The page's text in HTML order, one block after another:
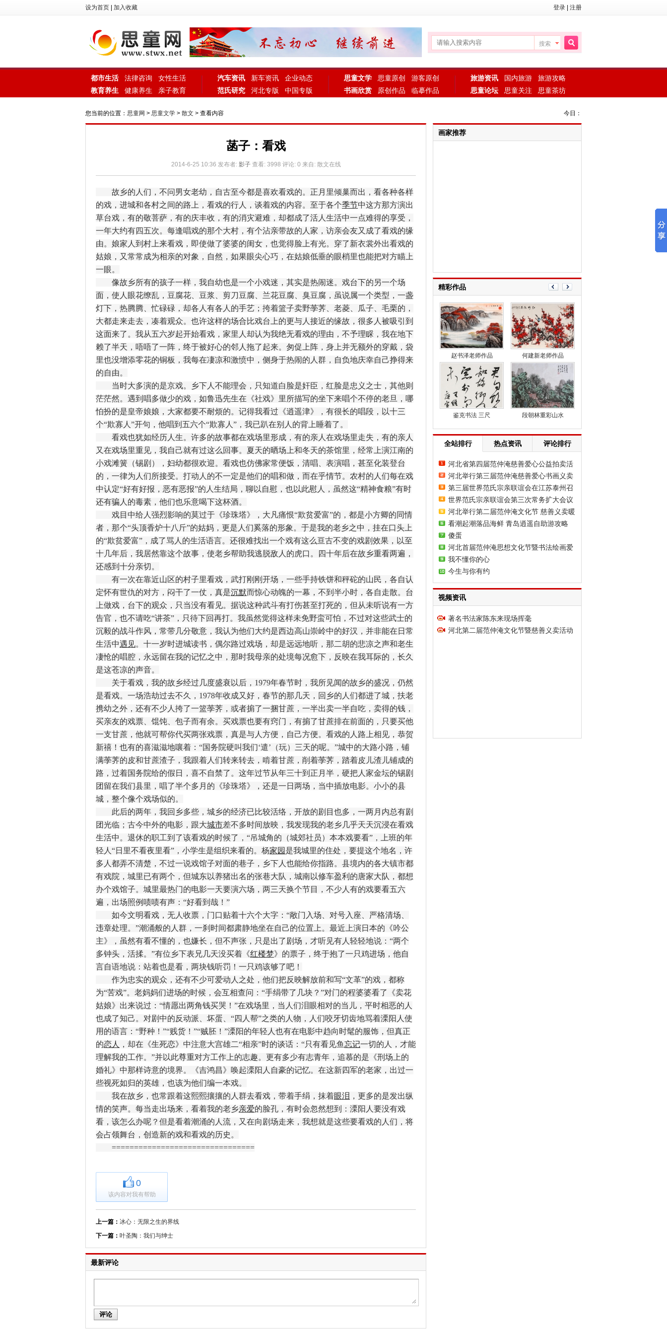
设为首页 加入收藏 登录 注册
搜索
索
都市生活 法律咨询
女性生活
教育养生
健康养生 亲子教育
汽车资讯 新车资讯
企业动态
范氏研究
河北专版 中国专版
思童文学 思童原创
游客原创
书画欣赏
原创作品 临摹作品
旅游资讯 国内旅游
旅游攻略
思童论坛
思童关注 思童茶坊
今日：
您当前的位置： 思童网 > 思童文学 > 散文 > 查看内容
菡子：看戏
2014-6-25 10:36 发布者: 影子查看: 3998 评论: 0 来自: 散文在线
故乡的人们，不问男女老幼，自古至今都是喜欢看戏的。正月里倾巢而出，看各种各样
的戏，进城和各村之间的路上，看戏的行人，谈着戏的内容。至于各个季节中这方那方演出
草台戏，有的敬菩萨，有的庆丰收，有的消灾避难，却都成了活人生活中一点难得的享受，
一年大约有四五次。每逢唱戏的那个大村，有个沾亲带故的人家，访亲会友又成了看戏的缘
由。娘家人到村上来看戏，即使做了婆婆的闺女，也觉得脸上有光。穿了新衣裳外出看戏的
姑娘，又常常成为相亲的对象，自然，如果眼尖心巧，在姑娘低垂的眼梢里也能把对方瞄上
一眼。
像故乡所有的孩子一样，我自幼也是一个小戏迷，其实是热闹迷。戏台下的另一个场
面，使人眼花缭乱，豆腐花、豆浆、剪刀豆腐、兰花豆腐、臭豆腐，虽说属一个类型，一盏
灯下，热腾腾、忙碌碌，却各人有各人的手艺；挎着篮子卖野荸荠、老菱、瓜子、毛栗的，
大都走来走去，凑着观众。也许这样的场合比戏台上的更与人接近的缘故，很多人被吸引到
这面来了。我从五六岁起开始看戏，家里人却认为我绝无看戏的理由，不予理睬，我在地下
赖了半天，唔唔了一阵，终于被好心的邻人拖了起来。匆促上阵，身上并无额外的穿戴，袋
里也没增添零花的铜板，我每在凄凉和激愤中，侧身于热闹的人群，自负地庆幸自己挣得来
的自由。
当时大多演的是京戏。乡下人不能理会，只知道白脸是奸臣，红脸是忠义之士，其他则
茫茫然。遇到唱多做少的戏，如鲁迅先生在《社戏》里所描写的坐下来唱个不停的老旦，哪
怕扮的是皇帝娘娘，大家都要不耐烦的。记得我看过《逍遥津》，有很长的唱段，以十三
个“欺寡人”开句，他唱到五六个“欺寡人”，我已趴在别人的背上睡着了。
看戏也犹如经历人生。许多的故事都在戏场里形成，有的亲人在戏场里走失，有的亲人
又在戏场里重见，我自己就有过这么回事。夏天的晒场上和冬天的茶馆里，经常上演江南的
小戏滩簧（锡剧），妇幼都很欢迎。看戏也仿佛家常便饭，清唱、表演唱，甚至化装登台
的，一律为人们所接受。打动人的不一定是他们的唱和做，而在乎情节。农村的人们每在戏
中认定“好有好报，恶有恶报”的人生结局，聊以自慰，也以此慰人，虽然这“精神食粮”有时
还有骗人的毒素，他们也乐意喝下这杯酒。
戏目中给人强烈影响的莫过于《珍珠塔》，大凡痛恨“欺贫爱富”的，都是小方卿的同情
者，那个“头顶香炉十八斤”的姑妈，更是人们奚落的形象。于是我的老乡之中，挂在口头上
的“欺贫爱富”，成了骂人的生活语言。还很难找出一个戏有这么亘古不变的戏剧效果，以至
十几年后，我居然靠这个故事，使老乡帮助我逃脱敌人的虎口。四十年后在故乡重看两遍，
还感到十分亲切。
有一次在靠近山区的村子里看戏，武打刚刚开场，一些手持铁饼和秤砣的山民，各自认
定怀有世仇的对方，闷干了一仗，真是沉默而惊心动魄的一幕，不到半小时，各自走散。台
上做戏，台下的观众，只当没有看见。据说这种武斗有打伤甚至打死的，但从未听说有一方
告官，也不请吃“讲茶”，只待下回再打。我虽然觉得这样未免野蛮可怕，不过对这些武士的
沉毅的战斗作风，常带几分敬意，我认为他们大约是西边高山崇岭中的好汉，并非能在日常
生活中遇见。十一岁时进城读书，偶尔路过戏场，却是远远地听，那二胡的悲凉之声和老生
凄怆的唱腔，永远留在我的记忆之中，那时我母亲的处境每况愈下，反映在我耳际的，长久
是这苍凉的声音。
关于看戏，我的故乡经过几度盛衰以后，1979年春节时，我所见闻的故乡的盛况，仍然
是看戏。一场浩劫过去不久，1978年收成又好，春节的那几天，回乡的人们都进了城，扶老
携幼之外，还有不少人挎了一篮荸荠，或者掮了一捆甘蔗，一半出卖一半自吃，卖得的钱，
买亲友的戏票、馄饨、包子而有余。买戏票也要有窍门，有掮了甘蔗排在前面的，只要买他
一支甘蔗，他就可帮你代买两张戏票，真是与人方便，自己方便。看戏的人路上相见，恭贺
新禧！也有的喜滋滋地嚷着：“国务院硬叫我们‘遣’（玩）三天的呢。”城中的大路小路，铺
满荸荠的皮和甘蔗渣子，我跟着人们转来转去，啃着甘蔗，削着荸荠，踏着皮儿渣儿铺成的
路，过着国务院给的假日，喜不自禁了。这年过节从年三十到正月半，硬把人家金坛的锡剧
团留在我们县里，唱了半个多月的《珍珠塔》，还是一日两场，当中插放电影。小小的县
城，整个像个戏场似的。
此后的两年，我回乡多些，城乡的经济已比较活络，开放的剧目也多，一两月内总有剧
团光临；古今中外的电影，跟大城市差不多时间放映，我发现我的老乡几乎天天沉浸在看戏
生活中。退休的职工到了该看戏的时候了，“吊城角的（城郊社员）本本戏要看”，上班的年
轻人“日里不看夜里看”，小学生是组织来看的。杨家园 是我城里的住处，要提这个地名，许
多人都弄不清楚，不过一说戏馆子对面的巷子，乡下人也能给你指路。县境内的各大镇市都
有戏院，城里已有两个，但城东以养猪出名的张巷大队，城南以修车盈利的唐家大队，都想
办个戏馆子。城里最热门的电影一天要演六场，两三天换个节目，不少人有的戏要看五六
遍，出场照例啧啧有声：“好看到哉！”
如今文明看戏，无人收票，门口贴着十六个大字：“敞门入场、对号入座、严格清场、
违章处理。”潮涌般的人群，一刹时间都肃静地坐在自己的位置上。最近上演日本的《吟公
主》，虽然有看不懂的，也嫌长，但不声张，只是出了剧场，才听见有人轻轻地说：“两个
多钟头，活揉。”有位乡下表兄几天没买着《红楼梦》的票子，终于抱了一只鸡进场，他自
言自语地说：站着也是看，两块钱听罚！一只鸡该够了吧！
作为忠实的观众，还有不少可爱动人之处，他们把反映解放前和写“文革”的戏，都称
为“苦戏”。老妈妈们进场的时候，会互相查问：“手绢带了几块？”对门的程婆婆看了《卖花
姑娘》出来说过：“情愿出两角钱买哭！”在戏场里，当人们泪眼相对的当儿，平时相恶的人
也成了知己。对剧中的反动派、坏蛋、“四人帮”之类的人物，人们咬牙切齿地骂着溧阳人使
用的语言：“野种！”“贱货！”“贼胚！”溧阳的年轻人也有在电影中趋向时髦的服饰，但真正
的恋人 ，却在《生死恋》中注意大宫雄二“相亲”时的谈话：“只有看见鱼忘记一切的人，才能
理解我的工作。”并以此尊重对方工作上的志趣。更有多少有志青年，追慕的是《刑场上的
婚礼》中那样诗意的境界。《吉鸿昌》唤起溧阳人自豪的记忆。在这新四军的老家，出过一
些视死如归的英雄，也该为他们编一本戏。
我在故乡，也常跟着这熙熙攘攘的人群去看戏，带着手绢，抹着眼泪 ，更多的是发出纵
情的笑声。每当走出场来，看着我的老乡亲爱的脸孔，有时会忽然想到：溧阳人要没有戏
看，该怎么办呢？但是看着潮涌的人流，又在向剧场走来，我想就是这些要看戏的人们，将
会占领舞台，创造新的戏和看戏的历史。
================================
0
该内容对我有帮助
上一篇： 冰心：无限之生的界线
下一篇： 叶圣陶：我们与绅士
最新评论
评论
画家推荐
精彩作品
赵书泽老师作品 何建新老师作品
鉴克书法 三尺 段朝林重彩山水
全站排行 热点资讯 评论排行
河北省第四届范仲淹慈善爱心公益拍卖活
动
河北举行第三届范仲淹慈善爱心书画义卖
活动
第三届世界范氏宗亲联谊会在江苏泰州召
开（海外人士抵达泰州）
世界范氏宗亲联谊会第三次常务扩大会议
日前在河南省濮阳市范县胜利召开
河北举行第二届范仲淹文化节 慈善义卖暖
寒门
看潮起潮落品海鲜 青岛逍遥自助游攻略
傻蛋
河北首届范仲淹思想文化节暨书法绘画爱
心义卖活动在石家庄举行
我不懂你的心
今生与你有约
视频资讯
著名书法家陈东来现场挥毫
河北第二届范仲淹文化节暨慈善义卖活动